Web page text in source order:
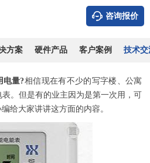
咨询报价
方案 硬件产品 客户案例 技术交
怎么看总用电量?
浏览：16782 作者：admin
电量?相信现在有不少的写字楼、公寓
。但是有的业主因为是第一次用，可
给大家讲讲这方面的内容。